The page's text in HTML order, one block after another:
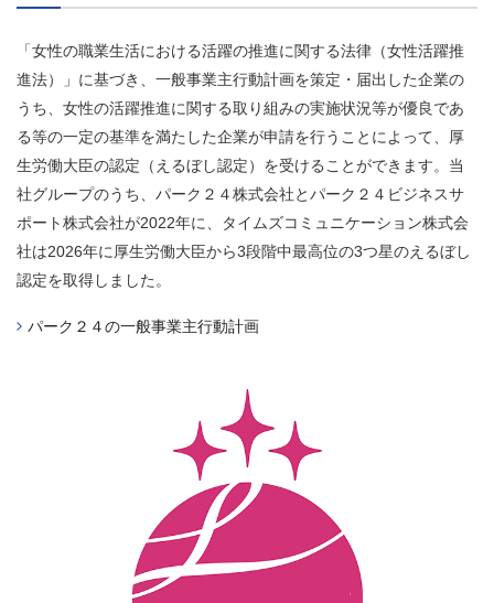
「女性の職業生活における活躍の推進に関する法律（女性活躍推
進法）」に基づき、一般事業主行動計画を策定・届出した企業の
うち、女性の活躍推進に関する取り組みの実施状況等が優良であ
る等の一定の基準を満たした企業が申請を行うことによって、厚
生労働大臣の認定（えるぼし認定）を受けることができます。当
社グループのうち、パーク２４株式会社とパーク２４ビジネスサ
ポート株式会社が2022年に、タイムズコミュニケーション株式会
社は2026年に厚生労働大臣から3段階中最高位の3つ星のえるぼし
認定を取得しました。
パーク２４の一般事業主行動計画